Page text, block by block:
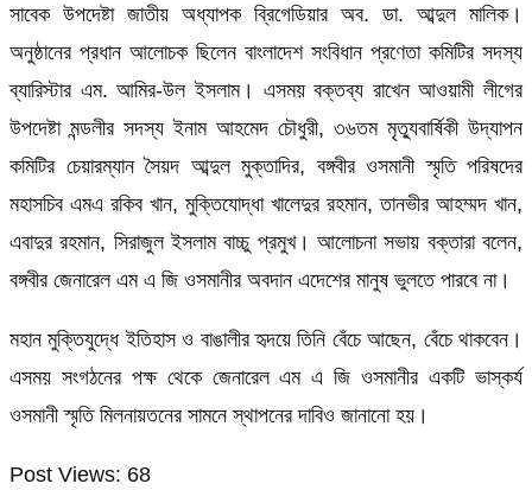
সাবেক উপদেষ্টা জাতীয় অধ্যাপক ব্রিগেডিয়ার অব. ডা. আব্দুল মালিক।
অনুষ্ঠানের প্রধান আলোচক ছিলেন বাংলাদেশ সংবিধান প্রণেতা কমিটির সদস্য
ব্যারিস্টার এম. আমির-উল ইসলাম। এসময় বক্তব্য রাখেন আওয়ামী লীগের
উপদেষ্টা মন্ডলীর সদস্য ইনাম আহমেদ চৌধুরী, ৩৬তম মৃত্যুবার্ষিকী উদ্‌যাপন
কমিটির চেয়ারম্যান সৈয়দ আব্দুল মুক্তাদির, বঙ্গবীর ওসমানী স্মৃতি পরিষদের
মহাসচিব এমএ রকিব খান, মুক্তিযোদ্ধা খালেদুর রহমান, তানভীর আহম্মদ খান,
এবাদুর রহমান, সিরাজুল ইসলাম বাচ্চু প্রমুখ। আলোচনা সভায় বক্তারা বলেন,
বঙ্গবীর জেনারেল এম এ জি ওসমানীর অবদান এদেশের মানুষ ভুলতে পারবে না।
মহান মুক্তিযুদ্ধে ইতিহাস ও বাঙালীর হৃদয়ে তিনি বেঁচে আছেন, বেঁচে থাকবেন।
এসময় সংগঠনের পক্ষ থেকে জেনারেল এম এ জি ওসমানীর একটি ভাস্কর্য
ওসমানী স্মৃতি মিলনায়তনের সামনে স্থাপনের দাবিও জানানো হয়।
Post Views: 68